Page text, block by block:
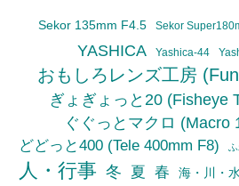
Sekor 135mm F4.5 Sekor
YASHICA Yashica-44
おもしろレンズ工房
ぎょぎょっと20 (Fisheye
ぐぐっとマクロ (Macro
どどっと400 (Tele 400mm F8)
人・行事 冬 夏 春 海・川・水